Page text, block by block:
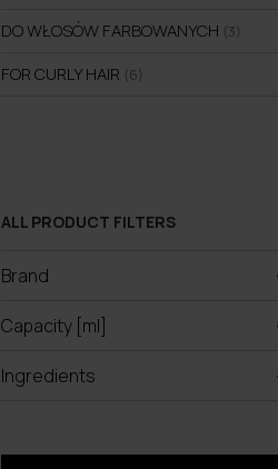
DO WŁOSÓW FARBOWANYCH (3)
FOR CURLY HAIR (6)
ALL PRODUCT FILTERS
Brand
Capacity [ml]
Ingredients